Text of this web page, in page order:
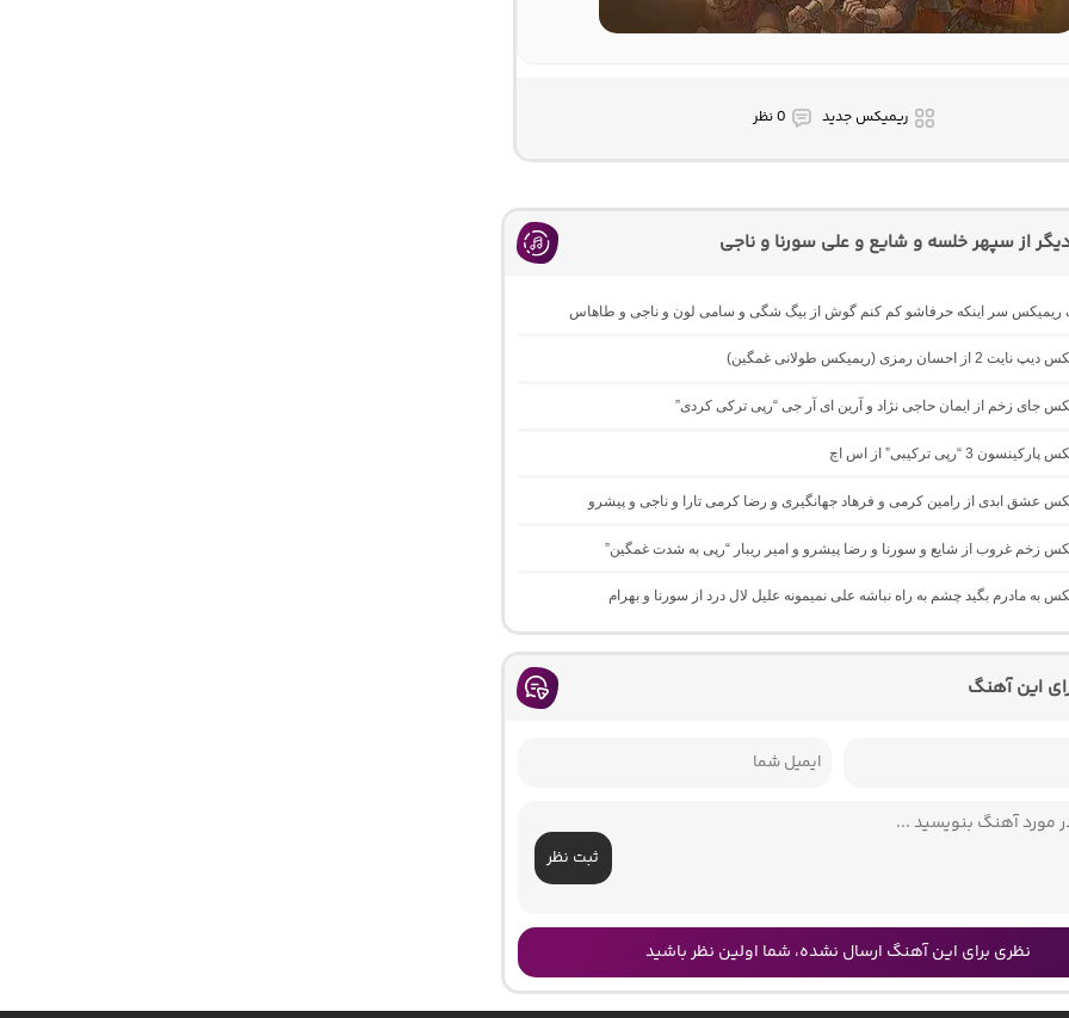
ریمیکس جدید 0 نظر
از سپهر خلسه و شایع و علی سورنا و ناجی
ریمیکس سر اینکه حرفاشو کم کنم گوش از بیگ شگی و سامی لون و ناجی و طاهاس
احسان رمزی (ریمیکس طولانی غمگین)
جای زخم از ایمان حاجی نژاد و آرین ای آر جی “رپی ترکی کردی”
3 “رپی ترکیبی” از اس اچ
عشق ابدی از رامین کرمی و فرهاد جهانگیری و رضا کرمی تارا و ناجی و پیشرو
زخم غروب از شایع و سورنا و رضا پیشرو و امیر ریبار “رپی به شدت غمگین”
به مادرم بگید چشم به راه نباشه علی نمیمونه علیل لال درد از سورنا و بهرام
این آهنگ
ثبت نظر
نظری برای این آهنگ ارسال نشده، شما اولین نظر باشید